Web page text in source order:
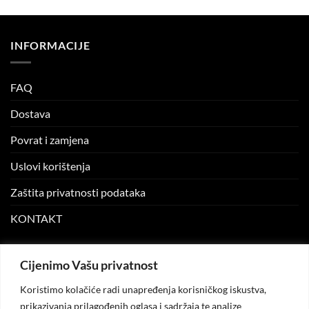
Cijenimo Vašu privatnost
Koristimo kolačiće radi unapređenja korisničkog iskustva,
prikazivanja prilagođenih oglasa i sadržaja te analize
INFORMACIJE
FAQ
Dostava
Povrat i zamjena
Uslovi korištenja
Zaštita privatnosti podataka
KONTAKT